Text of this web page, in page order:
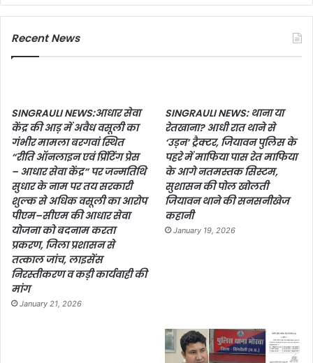
Recent News
SINGRAULI NEWS:आधार सेवा
केंद्र की आड़ में अवैध वसूली का
गंभीर मामला बरगवां स्थित
“रीति ऑनलाइन एवं प्रिंटिंग प्रेस
– आधार सेवा केंद्र” पर जन्मतिथि
सुधार के नाम पर तय सरकारी
शुल्क से अधिक वसूली का आरोप
पीएम–सीएम की आधार सेवा
योजना को बदनाम करता
प्रकरण, जिला प्रशासन से
तत्काल जांच, लाइसेंस
निरस्तीकरण व कड़ी कार्यवाही की
मांग
January 21, 2026
SINGRAULI NEWS: थाना या
रेतखाना? आधी रात थाने से
‘उड़न’ ट्रैक्टर, जियावन पुलिस के
पहरे में माफिया पास रेत माफिया
के आगे नतमस्तक सिस्टम,
सुशासन की पोल खोलती
जियावन थाने की सनसनीखेज
कहानी
January 19, 2026